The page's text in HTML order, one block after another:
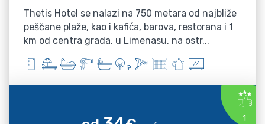
Thetis Hotel se nalazi na 750 metara od najbliže
peščane plaže, kao i kafića, barova, restorana i 1
km od centra grada, u Limenasu, na ostr...
1